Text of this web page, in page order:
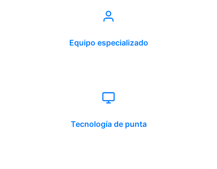
Equipo especializado
Tecnología de punta